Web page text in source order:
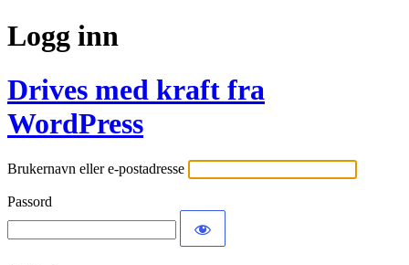
Logg inn
Drives med kraft fra
WordPress
Brukernavn eller e-postadresse
Passord